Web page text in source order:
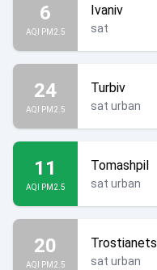
6
AQI PM2.5
Ivaniv
sat
24
AQI PM2.5
Turbiv
sat urban
11
AQI PM2.5
Tomashpil
sat urban
20
AQI PM2.5
Trostianets
sat urban